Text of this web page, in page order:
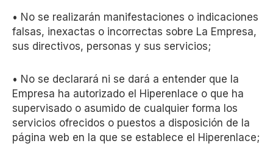
• No se realizarán manifestaciones o indicaciones
falsas, inexactas o incorrectas sobre La Empresa,
sus directivos, personas y sus servicios;
• No se declarará ni se dará a entender que la
Empresa ha autorizado el Hiperenlace o que ha
supervisado o asumido de cualquier forma los
servicios ofrecidos o puestos a disposición de la
página web en la que se establece el Hiperenlace;